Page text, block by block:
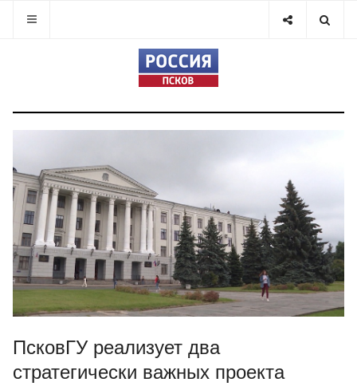
ПсковГУ реализует два
стратегически важных проекта